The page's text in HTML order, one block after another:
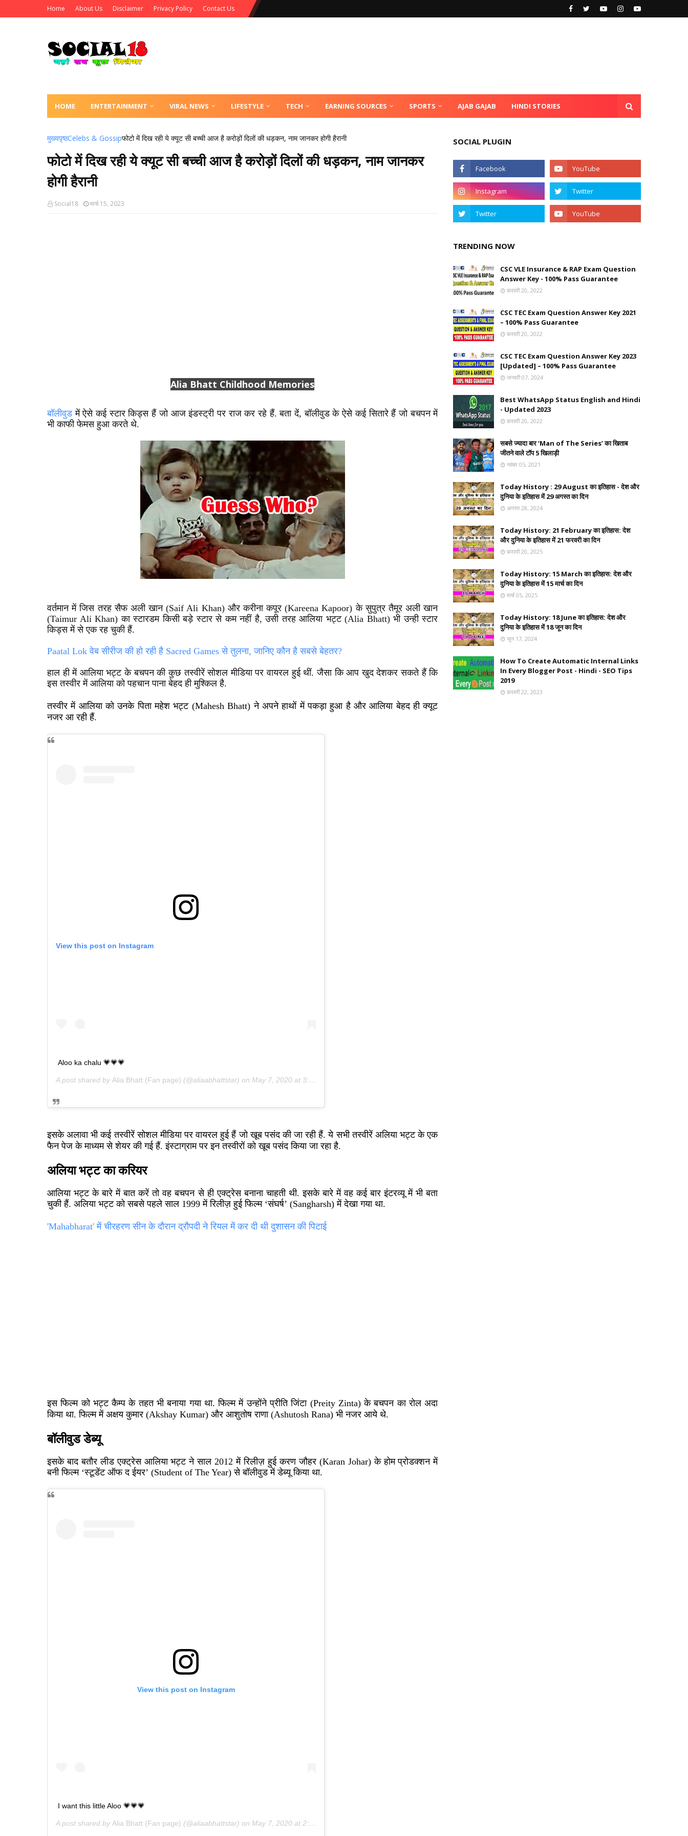
Home About Us Disclaimer Privacy Policy Contact Us
HOME ENTERTAINMENT VIRAL NEWS LIFESTYLE TECH EARNING SOURCES SPORTS AJAB GAJAB HINDI STORIES
मुख्यपृष्ठCelebs & Gossipफोटो में दिख रही ये क्यूट सी बच्ची आज है करोड़ों दिलों की धड़कन, नाम जानकर होगी हैरानी
फोटो में दिख रही ये क्यूट सी बच्ची आज है करोड़ों दिलों की धड़कन, नाम जानकर
होगी हैरानी
Social18 मार्च 15, 2023
Alia Bhatt Childhood Memories
बॉलीवुडमें ऐसे कई स्टार किड्स हैं जो आज इंडस्ट्री पर राज कर रहे हैं. बता दें, बॉलीवुड के ऐसे कई सितारे हैं जो बचपन में
भी काफी फेमस हुआ करते थे.
वर्तमान में जिस तरह सैफ अली खान (Saif Ali Khan) और करीना कपूर (Kareena Kapoor) के सुपुत्र तैमूर अली खान
(Taimur Ali Khan) का स्टारडम किसी बड़े स्टार से कम नहीं है, उसी तरह आलिया भट्ट(Alia Bhatt)भी उन्ही स्टार
किड्स में से एक रह चुकी हैं.
Paatal Lok वेब सीरीज की हो रही है Sacred Games से तुलना, जानिए कौन है सबसे बेहतर?
हाल ही में आलिया भट्ट के बचपन की कुछ तस्वीरें सोशल मीडिया पर वायरल हुई थीं. जैसा कि आप खुद देशकर सकते हैं कि
इस तस्वीर में आलिया को पहचान पाना बेहद ही मुश्किल है.
तस्वीर में आलिया को उनके पिता महेश भट्ट (Mahesh Bhatt)ने अपने हाथों में पकड़ा हुआ है और आलिया बेहद ही क्यूट
नजर आ रही हैं.
View this post on Instagram
Aloo ka chalu 💗💗💗
A post shared by Alia Bhatt (Fan page) (@aliaabhattstar) on May 7, 2020 at 3:08pm PDT
इसके अलावा भी कई तस्वीरें सोशल मीडिया पर वायरल हुई हैं जो खूब पसंद की जा रही हैं. ये सभी तस्वीरें अलिया भट्ट के एक
फैन पेज के माध्यम से शेयर की गई हैं. इंस्टाग्राम पर इन तस्वीरों को खूब पसंद किया जा रहा है.
अलिया भट्ट का करियर
आलिया भट्ट के बारे में बात करें तो वह बचपन से ही एक्ट्रेस बनाना चाहती थी. इसके बारे में वह कई बार इंटरव्यू में भी बता
चुकी हैं. अलिया भट्ट को सबसे पहले साल 1999 में रिलीज़ हुई फिल्म ‘संघर्ष’ (Sangharsh) में देखा गया था.
'Mahabharat' में चीरहरण सीन के दौरान द्रौपदी ने रियल में कर दी थी दुशासन की पिटाई
इस फिल्म को भट्ट कैम्प के तहत भी बनाया गया था. फिल्म में उन्होंने प्रीति जिंटा(Preity Zinta)के बचपन का रोल अदा
किया था. फिल्म में अक्षय कुमार (Akshay Kumar) और आशुतोष राणा(Ashutosh Rana) भी नजर आये थे.
बॉलीवुड डेब्यू
इसके बाद बतौर लीड एक्ट्रेस आलिया भट्ट ने साल 2012 में रिलीज़ हुई करण जौहर(Karan Johar)के होम प्रोडक्शन में
बनी फिल्म ‘स्टूडेंट ऑफ द ईयर’ (Student of The Year) से बॉलीवुड में डेब्यू किया था.
View this post on Instagram
I want this little Aloo 💗💗💗
A post shared by Alia Bhatt (Fan page) (@aliaabhattstar) on May 7, 2020 at 2:51pm PDT
SOCIAL PLUGIN
TRENDING NOW
CSC VLE Insurance & RAP Exam Question
Answer Key - 100% Pass Guarantee
फ़रवरी 20, 2022
CSC TEC Exam Question Answer Key 2021
– 100% Pass Guarantee
फ़रवरी 20, 2022
CSC TEC Exam Question Answer Key 2023
[Updated] – 100% Pass Guarantee
जनवरी 07, 2024
Best WhatsApp Status English and Hindi
- Updated 2023
फ़रवरी 20, 2022
सबसे ज्यादा बार ‘Man of The Series’ का खिताब
जीतने वाले टॉप 5 खिलाड़ी
नवंबर 05, 2021
Today History : 29 August का इतिहास - देश और
दुनिया के इतिहास में 29 अगस्त का दिन
अगस्त 28, 2024
Today History: 21 February का इतिहास: देश
और दुनिया के इतिहास में 21 फरवरी का दिन
फ़रवरी 20, 2025
Today History: 15 March का इतिहास: देश और
दुनिया के इतिहास में 15 मार्च का दिन
मार्च 05, 2025
Today History: 18 June का इतिहास: देश और
दुनिया के इतिहास में 18 जून का दिन
जून 17, 2024
How To Create Automatic Internal Links
In Every Blogger Post - Hindi - SEO Tips
2019
फ़रवरी 22, 2023